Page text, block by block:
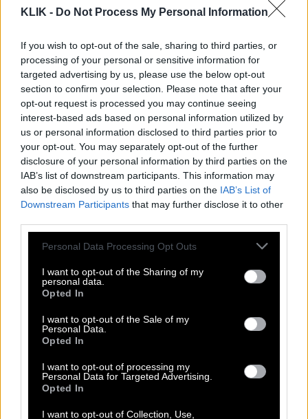
KLIK - Do Not Process My Personal Information
If you wish to opt-out of the sale, sharing to third parties, or
processing of your personal or sensitive information for
targeted advertising by us, please use the below opt-out
section to confirm your selection. Please note that after your
opt-out request is processed you may continue seeing
interest-based ads based on personal information utilized by
us or personal information disclosed to third parties prior to
your opt-out. You may separately opt-out of the further
disclosure of your personal information by third parties on the
IAB’s list of downstream participants. This information may
also be disclosed by us to third parties on the IAB’s List of
Downstream Participants that may further disclose it to other
Please note that this website/app uses one or more Google
not limited to your visit or usage behaviour. You may click to
grant or deny consent to Google and its third-party tags to
use your data for below specified purposes in below Google
consent section.
Personal Data Processing Opt Outs
I want to opt-out of the Sharing of my
personal data.
Opted In
I want to opt-out of the Sale of my
Personal Data.
Opted In
I want to opt-out of processing my
Personal Data for Targeted Advertising.
Opted In
I want to opt-out of Collection, Use,
δηλώσεις που παραχώρησε στις τηλεοπτικές
τις ωραλιες στιγμές, αλλά για ένα σοβαρό
πρόβλημα υγείας που αντιμετώπισε το 2021. Τότε
είχε κάνει χειρουργική επέμβαση: «Είμαι καλά.
Μέσα από τα social media καταλαβαίνω ότι δεν
είμαι μόνη μου. Υπάρχει πολύς κόσμος που
μπορεί να έχει περάσει κάτι αντίστοιχο. Είμαι
πολύ καλά, το έχω ξεπεράσει το πρόβλημα της
υγείας μου», είπε χαρακτηριστικά.
ΒΑΣΙΑ ΚΩΣΤΑΡΑ
Σχετικά άρθρα
Μπουρδούμης: «Όταν δεν είμαι δίπλα
στον γιο μου, νιώθω ενοχές»